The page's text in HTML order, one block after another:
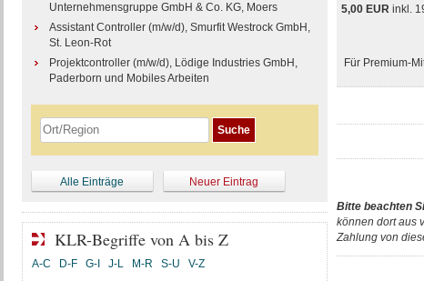
5,00 EUR inkl.
Für Premium-
Bitte beachten
können dort aus
Zahlung von
Unternehmensgruppe GmbH & Co. KG, Moers
Assistant Controller (m/w/d), Smurfit Westrock GmbH,
St. Leon-Rot
Projektcontroller (m/w/d), Lödige Industries GmbH,
Paderborn und Mobiles Arbeiten
Alle Einträge Neuer Eintrag
KLR-Begriffe von A bis Z
A-C D-F G-I J-L M-R S-U
V-Z